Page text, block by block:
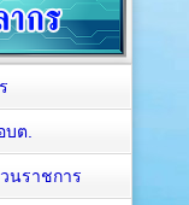
ต.
นราชการ